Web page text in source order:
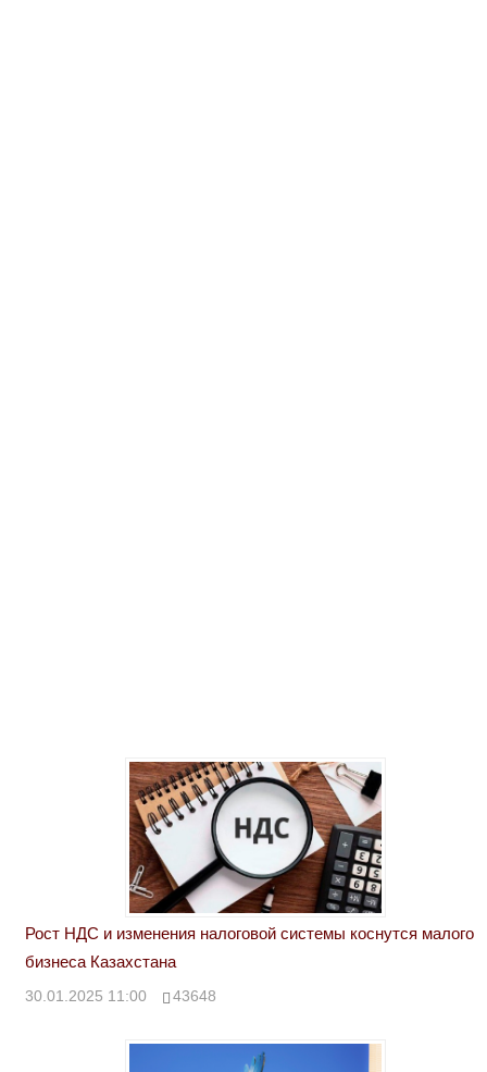
Рост НДС и изменения налоговой системы коснутся малого
бизнеса Казахстана
30.01.2025 11:00 43648